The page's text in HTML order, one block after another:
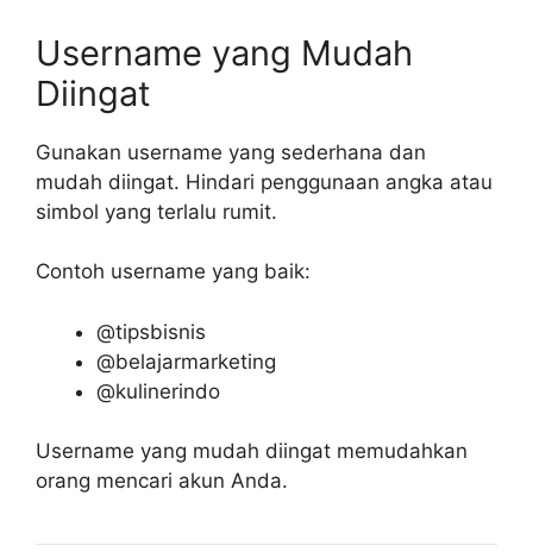
Username yang Mudah
Diingat
Gunakan username yang sederhana dan
mudah diingat. Hindari penggunaan angka atau
simbol yang terlalu rumit.
Contoh username yang baik:
@tipsbisnis
@belajarmarketing
@kulinerindo
Username yang mudah diingat memudahkan
orang mencari akun Anda.